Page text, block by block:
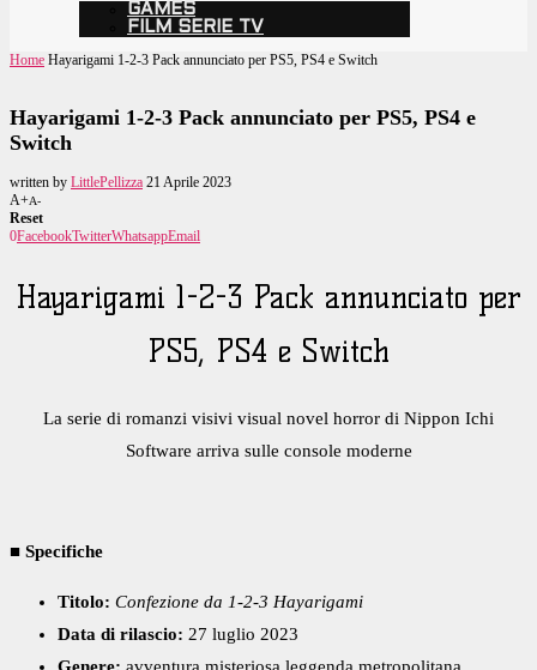
GAMES
FILM SERIE TV
Home Hayarigami 1-2-3 Pack annunciato per PS5, PS4 e Switch
Hayarigami 1-2-3 Pack annunciato per PS5, PS4 e
Switch
written by LittlePellizza 21 Aprile 2023
A+A-
Reset
0FacebookTwitterWhatsappEmail
Hayarigami 1-2-3 Pack annunciato per
PS5, PS4 e Switch
La serie di romanzi visivi visual novel horror di Nippon Ichi
Software arriva sulle console moderne
■ Specifiche
Titolo: Confezione da 1-2-3 Hayarigami
Data di rilascio: 27 luglio 2023